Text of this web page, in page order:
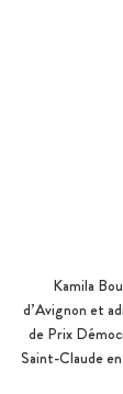
Kamila
d’Avignon et
de Prix
Saint-Claude